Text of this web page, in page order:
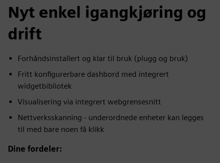
Nyt enkel igangkjøring og
drift
Forhåndsinstallert og klar til bruk (plugg og bruk)
Fritt konfigurerbare dashbord med integrert
widgetbibliotek
Visualisering via integrert webgrensesnitt
Nettverksskanning - underordnede enheter kan legges
til med bare noen få klikk
Dine fordeler: